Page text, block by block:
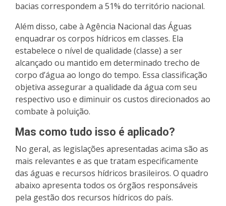
bacias correspondem a 51% do território nacional.
Além disso, cabe à Agência Nacional das Águas
enquadrar os corpos hídricos em classes. Ela
estabelece o nível de qualidade (classe) a ser
alcançado ou mantido em determinado trecho de
corpo d’água ao longo do tempo. Essa classificação
objetiva assegurar a qualidade da água com seu
respectivo uso e diminuir os custos direcionados ao
combate à poluição.
Mas como tudo isso é aplicado?
No geral, as legislações apresentadas acima são as
mais relevantes e as que tratam especificamente
das águas e recursos hídricos brasileiros. O quadro
abaixo apresenta todos os órgãos responsáveis
pela gestão dos recursos hídricos do país.